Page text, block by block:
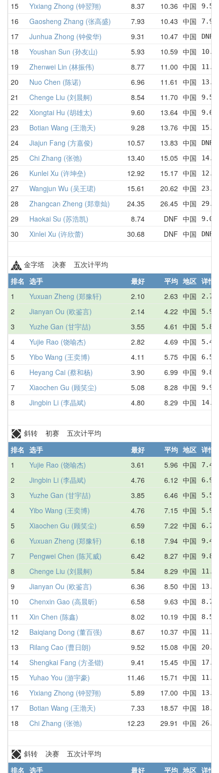
15 Yixiang Zhong (钟翌翔) 8.37 10.36 中国
16 Gaosheng Zhang (张高盛) 7.93 10.43 中国
17 Junhua Zhong (钟俊华) 9.31 10.47 中国
18 Youshan Sun (孙友山) 5.93 10.59 中国
19 Zhenwei Lin (林振伟) 8.77 11.00 中国
20 Nuo Chen (陈诺) 6.96 11.61 中国
21 Chenge Liu (刘晨舸) 8.54 11.70 中国
22 Xiongtai Hu (胡雄太) 9.60 13.64 中国
23 Botian Wang (王渤天) 9.28 13.76 中国
24 Jiajun Fang (方嘉俊) 10.57 13.83 中国
25 Chi Zhang (张弛) 13.40 15.05 中国
26 Kunlei Xu (许坤垒) 12.92 15.17 中国
27 Wangjun Wu (吴王珺) 15.61 20.62 中国
28 Zhangcan Zheng (郑章灿) 24.35 26.45 中国
29 Haokai Su (苏浩凯) 8.74 DNF 中国
30 Xinlei Xu (许欣蕾) 30.68 DNF 中国
金字塔 决赛 五次计平均
排名 选手 最好 平均 地区 详情
1
Yuxuan Zheng (郑豫轩) 2.10 2.63 中国
2 Jianyan Ou (欧鉴言) 2.14 4.22 中国
3 Yuzhe Gan (甘宇喆) 3.55 4.61 中国
4 Yujie Rao (饶喻杰) 2.82 4.69 中国
5 Yibo Wang (王奕博) 4.11 5.75 中国
6 Heyang Cai (蔡和杨) 3.90 6.99 中国
7 Xiaochen Gu (顾笑尘) 5.08 8.28 中国
8 Jingbin Li (李晶斌) 4.80 8.29 中国
斜转 初赛 五次计平均
排名 选手 最好 平均 地区 详情
1
Yujie Rao (饶喻杰) 3.61 5.96 中国
2 Jingbin Li (李晶斌) 4.76 6.12 中国
3 Yuzhe Gan (甘宇喆) 3.85 6.46 中国
4 Yibo Wang (王奕博) 4.76 7.15 中国
5 Xiaochen Gu (顾笑尘) 6.59 7.22 中国
6 Yuxuan Zheng (郑豫轩) 6.18 7.94 中国
7 Pengwei Chen (陈芃威) 6.42 8.27 中国
8 Chenge Liu (刘晨舸) 5.84 8.29 中国
9 Jianyan Ou (欧鉴言) 6.36 8.50 中国
10 Chenxin Gao (高晨昕) 6.58 9.63 中国
11 Xin Chen (陈鑫) 8.02 10.19 中国
12 Baiqiang Dong (董百强) 8.67 10.37 中国
13 Rilang Cao (曹日朗) 9.52 15.08 中国
14 Shengkai Fang (方圣锴) 9.41 15.45 中国
15 Yuhao You (游宇豪) 11.46 15.71 中国
16 Yixiang Zhong (钟翌翔) 5.89 17.00 中国
17 Botian Wang (王渤天) 7.33 18.57 中国
18 Chi Zhang (张弛) 12.23 29.91 中国
斜转 决赛 五次计平均
排名 选手 最好 平均 地区 详情